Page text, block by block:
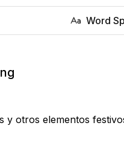
Word
otros elementos